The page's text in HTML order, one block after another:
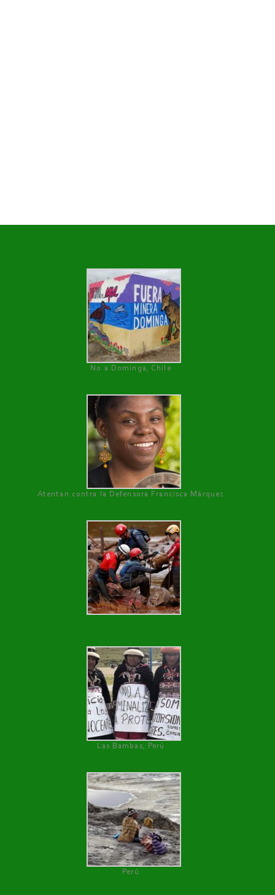
No a Dominga, Chile
Atentan contra la Defensora Francisca Márquez
Las Bambas, Perú
Perú